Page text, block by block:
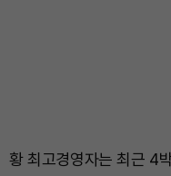
황 최고경영자는 최근 4